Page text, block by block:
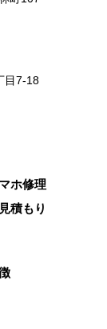
目7-18
ホ修理
積もり